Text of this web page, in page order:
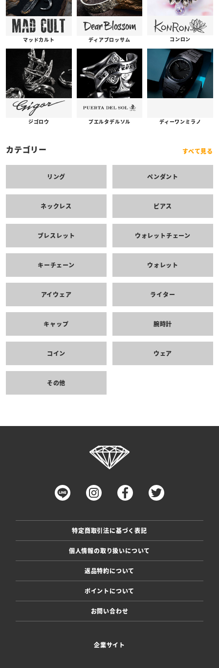
マッドカルト ディアブロッサム コンロン
ジゴロウ プエルタデルソル ディーワンミラノ
カテゴリー すべて見る
リング ペンダント
ネックレス ピアス
ブレスレット ウォレットチェーン
キーチェーン ウォレット
アイウェア ライター
キャップ 腕時計
コイン ウェア
その他
特定商取引法に基づく表記
個人情報の取り扱いについて
返品特約について
ポイントについて
お問い合わせ
企業サイト